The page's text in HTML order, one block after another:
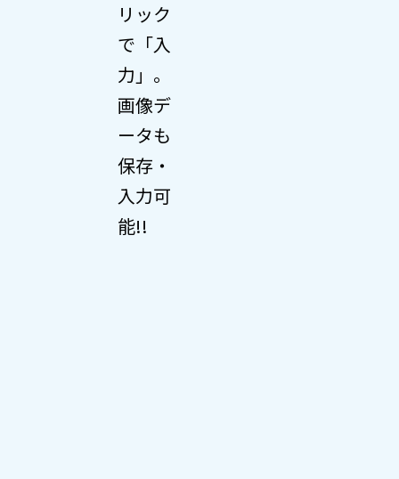
リック
で「入
力」。
画像デ
ータも
保存・
入力可
能!!